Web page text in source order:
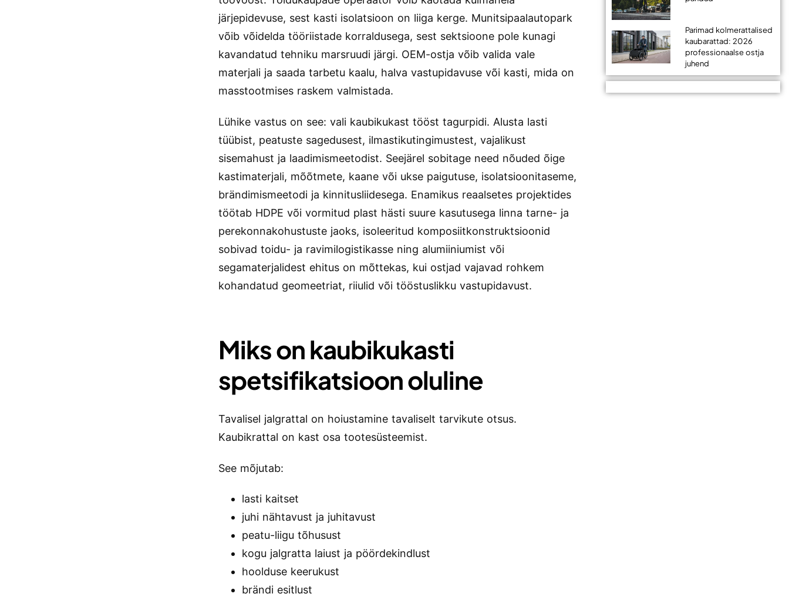
järjepidevuse, sest kasti isolatsioon on liiga kerge. Munitsipaalautopark
võib võidelda tööriistade korraldusega, sest sektsioone pole kunagi
kavandatud tehniku marsruudi järgi. OEM-ostja võib valida vale
materjali ja saada tarbetu kaalu, halva vastupidavuse või kasti, mida on
masstootmises raskem valmistada.
Lühike vastus on see: vali kaubikukast tööst tagurpidi. Alusta lasti
tüübist, peatuste sagedusest, ilmastikutingimustest, vajalikust
sisemahust ja laadimismeetodist. Seejärel sobitage need nõuded õige
kastimaterjali, mõõtmete, kaane või ukse paigutuse, isolatsioonitaseme,
brändimismeetodi ja kinnitusliidesega. Enamikus reaalsetes projektides
töötab HDPE või vormitud plast hästi suure kasutusega linna tarne- ja
perekonnakohustuste jaoks, isoleeritud komposiitkonstruktsioonid
sobivad toidu- ja ravimilogistikasse ning alumiiniumist või
segamaterjalidest ehitus on mõttekas, kui ostjad vajavad rohkem
kohandatud geomeetriat, riiulid või tööstuslikku vastupidavust.
Miks on kaubikukasti
spetsifikatsioon oluline
Tavalisel jalgrattal on hoiustamine tavaliselt tarvikute otsus.
Kaubikrattal on kast osa tootesüsteemist.
See mõjutab:
lasti kaitset
juhi nähtavust ja juhitavust
peatu-liigu tõhusust
kogu jalgratta laiust ja pöördekindlust
hoolduse keerukust
brändi esitlust
Parimad kolmerattalised
kaubarattad: 2026
professionaalse ostja
juhend